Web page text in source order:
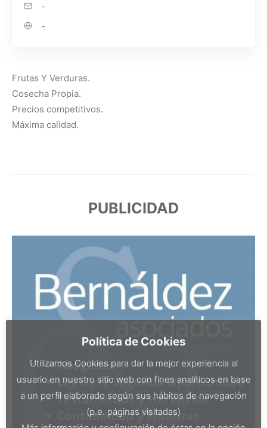
-
-
Frutas Y Verduras.
Cosecha Propia.
Precios competitivos.
Máxima calidad.
PUBLICIDAD
Política de Cookies
Utilizamos Cookies para dar la mejor experiencia al
usuario en nuestro sitio web con fines analíticos en base
a un perfil elaborado según sus hábitos de navegación
(p.e. páginas visitadas)